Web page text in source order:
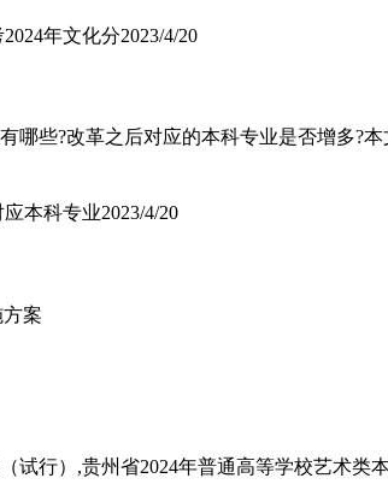
年文化分2023/4/20
些?改革之后对应的本科专业是否增多?
本科专业2023/4/20
案
行）,贵州省2024年普通高等学校艺术类